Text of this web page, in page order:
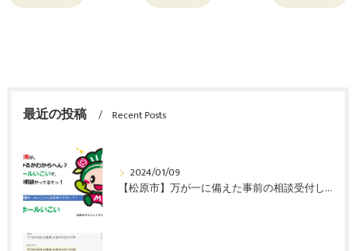
最近の投稿 Recent Posts
2024/01/09
【松原市】万が一に備えた事前の相談受付しています。